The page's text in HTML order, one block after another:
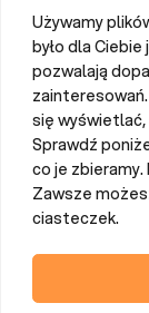
Używamy
było dla
pozwalają
się wyświetlać,
Sprawdź
co je
Zawsze
ciasteczek.